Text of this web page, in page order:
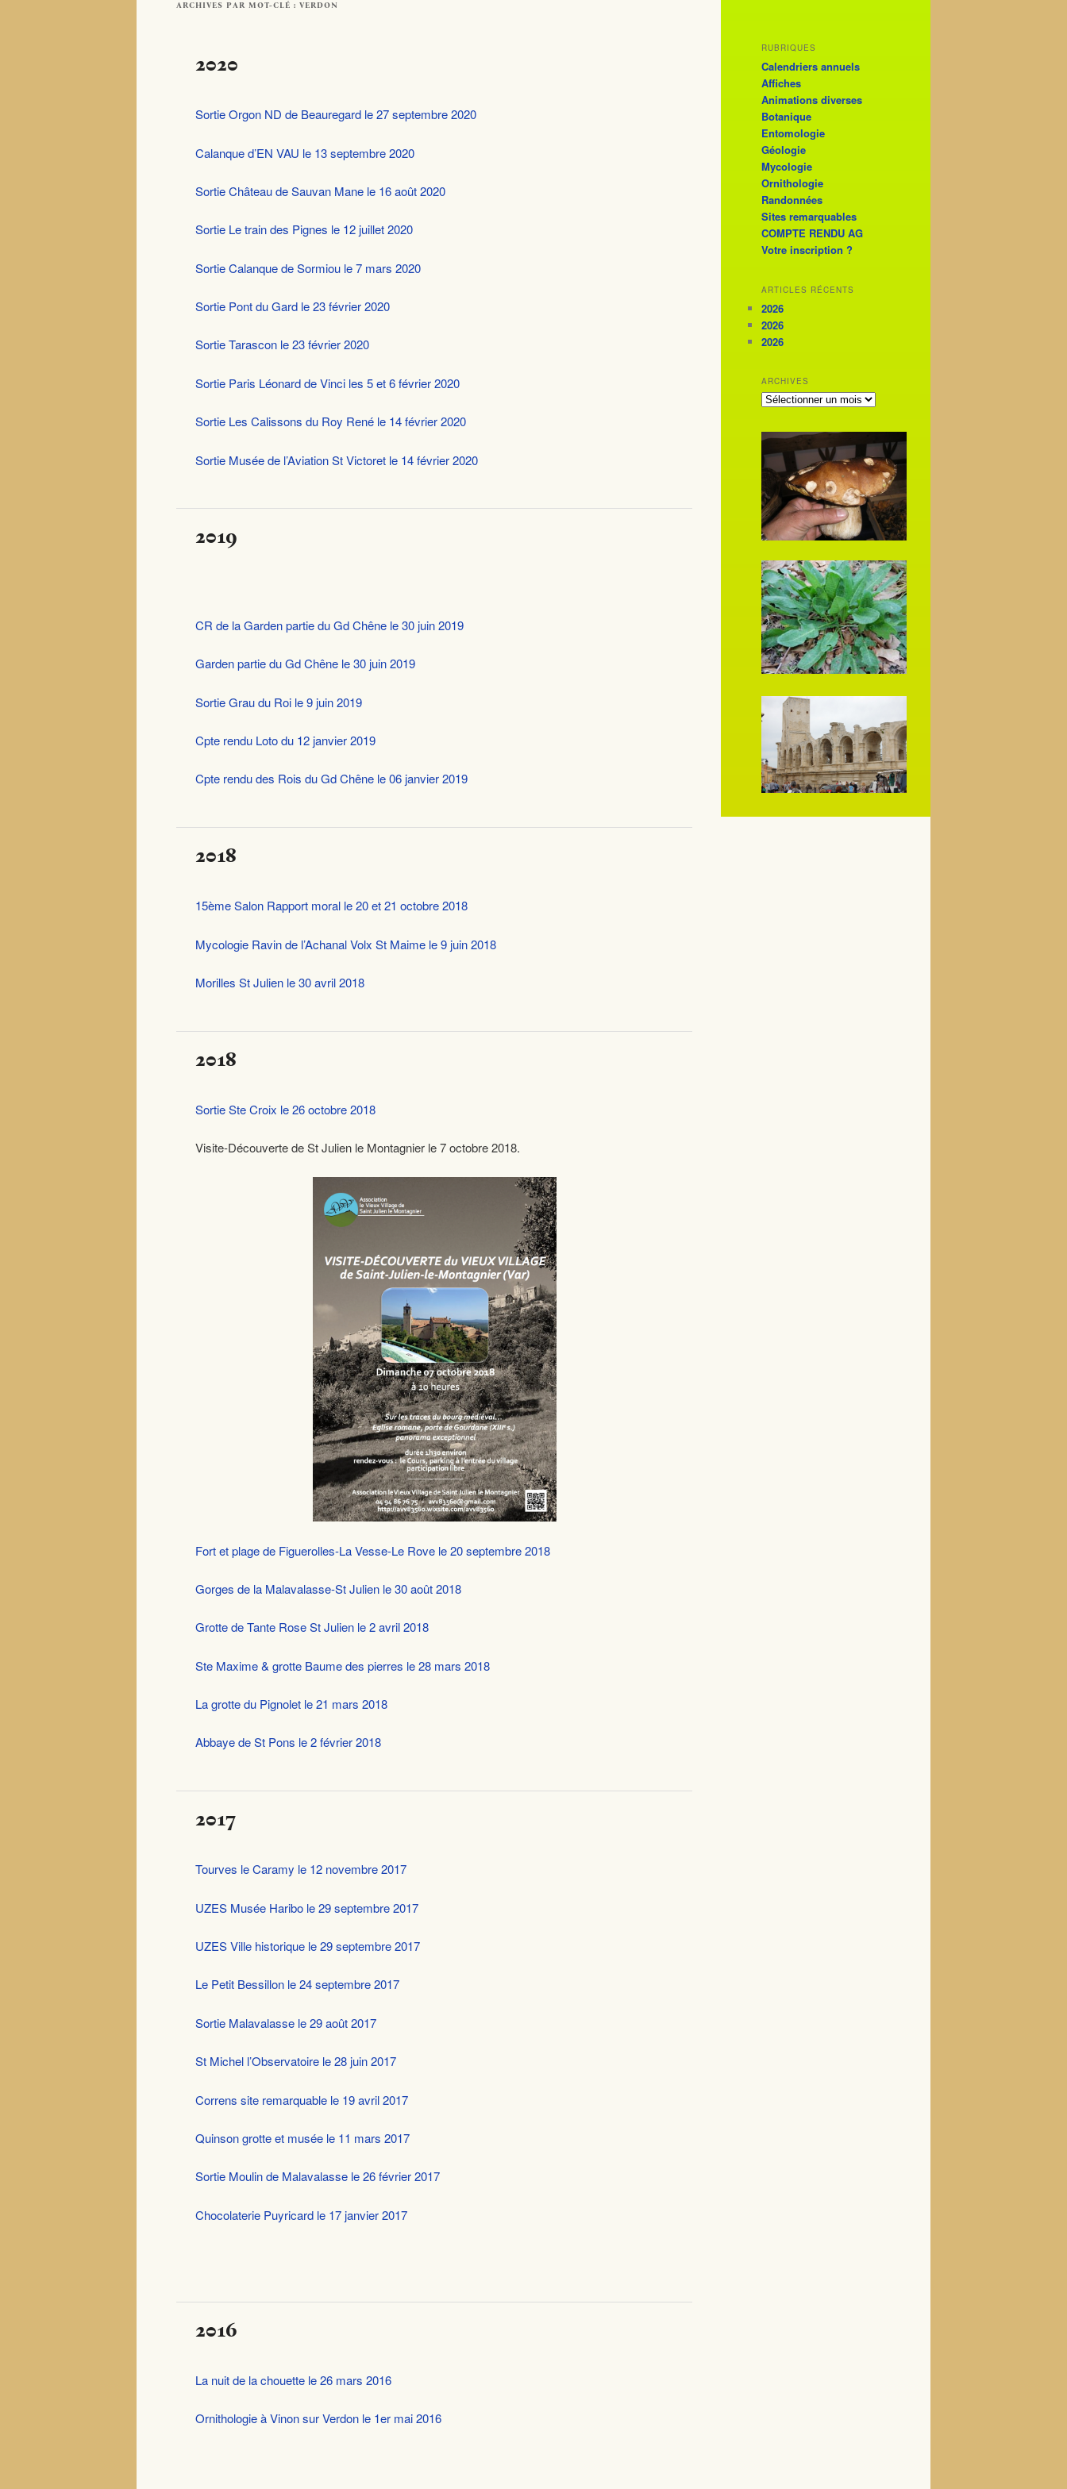
ARCHIVES PAR MOT-CLÉ : VERDON
2020
Sortie Orgon ND de Beauregard le 27 septembre 2020
Calanque d’EN VAU le 13 septembre 2020
Sortie Château de Sauvan Mane le 16 août 2020
Sortie Le train des Pignes le 12 juillet 2020
Sortie Calanque de Sormiou le 7 mars 2020
Sortie Pont du Gard le 23 février 2020
Sortie Tarascon le 23 février 2020
Sortie Paris Léonard de Vinci les 5 et 6 février 2020
Sortie Les Calissons du Roy René le 14 février 2020
Sortie Musée de l’Aviation St Victoret le 14 février 2020
2019
CR de la Garden partie du Gd Chêne le 30 juin 2019
Garden partie du Gd Chêne le 30 juin 2019
Sortie Grau du Roi le 9 juin 2019
Cpte rendu Loto du 12 janvier 2019
Cpte rendu des Rois du Gd Chêne le 06 janvier 2019
2018
15ème Salon Rapport moral le 20 et 21 octobre 2018
Mycologie Ravin de l’Achanal Volx St Maime le 9 juin 2018
Morilles St Julien le 30 avril 2018
2018
Sortie Ste Croix le 26 octobre 2018
Visite-Découverte de St Julien le Montagnier le 7 octobre 2018.
Fort et plage de Figuerolles-La Vesse-Le Rove le 20 septembre 2018
Gorges de la Malavalasse-St Julien le 30 août 2018
Grotte de Tante Rose St Julien le 2 avril 2018
Ste Maxime & grotte Baume des pierres le 28 mars 2018
La grotte du Pignolet le 21 mars 2018
Abbaye de St Pons le 2 février 2018
2017
Tourves le Caramy le 12 novembre 2017
UZES Musée Haribo le 29 septembre 2017
UZES Ville historique le 29 septembre 2017
Le Petit Bessillon le 24 septembre 2017
Sortie Malavalasse le 29 août 2017
St Michel l’Observatoire le 28 juin 2017
Correns site remarquable le 19 avril 2017
Quinson grotte et musée le 11 mars 2017
Sortie Moulin de Malavalasse le 26 février 2017
Chocolaterie Puyricard le 17 janvier 2017
2016
La nuit de la chouette le 26 mars 2016
Ornithologie à Vinon sur Verdon le 1er mai 2016
RUBRIQUES
Calendriers annuels
Affiches
Animations diverses
Botanique
Entomologie
Géologie
Mycologie
Ornithologie
Randonnées
Sites remarquables
COMPTE RENDU AG
Votre inscription ?
ARTICLES RÉCENTS
2026
2026
2026
ARCHIVES
ARCHIVES